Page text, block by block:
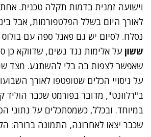
וישועה זמנית בדמות תקלה טכנית. אחת
לאורך היום בשלל הפלטפורמות, אבל
נסלח. לסיום יש גם פאנל ספה עם בולוס
ששון על אלימות נגד נשים, שדווקא כן
שאפשר לצפות בה בלי להשתגע. מצד
על ניסויי הכלים שטופטפו לאורך
ב"רלוונט", מדובר בפורמט שכבר הוליד
במיוחד. ובכלל, כשמסתכלים על נתוני
שכבר יצאו לאחרונה, התמונה ברורה: